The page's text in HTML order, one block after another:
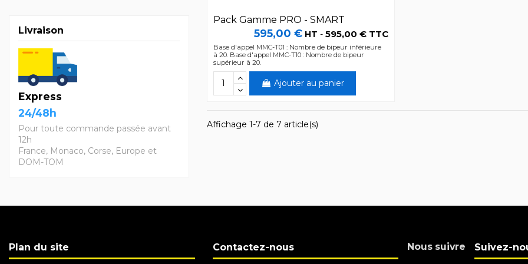
Pack Gamme PRO - SMART
595,00 € HT -595,00 € TTC
Base d'appel MMC-T01 : Nombre de bipeur inférieure
à 20. Base d'appel MMC-T10 : Nombre de bipeur
supérieur à 20.
Ajouter au panier
Affichage 1-7 de 7 article(s)
Livraison
Express
24/48h
Pour toute commande passée avant
12h
France, Monaco, Corse, Europe et
DOM-TOM
Plan du site Contactez-nous Nous suivre Suivez-